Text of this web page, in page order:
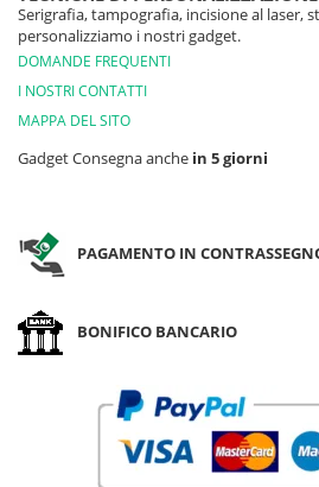
Serigrafia, tampografia, incisione al laser,
personalizziamo i nostri gadget.
DOMANDE FREQUENTI
I NOSTRI CONTATTI
MAPPA DEL SITO
Gadget Consegna anche in 5 giorni
PAGAMENTO IN
BONIFICO BANCARIO